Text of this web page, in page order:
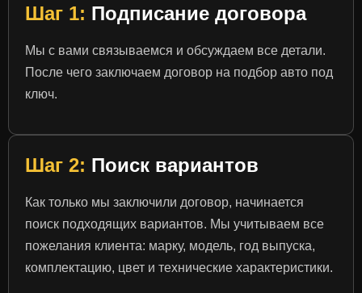
Шаг 1: Подписание договора
Мы с вами связываемся и обсуждаем все детали.
После чего заключаем договор на подбор авто под
ключ.
Шаг 2: Поиск вариантов
Как только мы заключили договор, начинается
поиск подходящих вариантов. Мы учитываем все
пожелания клиента: марку, модель, год выпуска,
комплектацию, цвет и технические характеристики.